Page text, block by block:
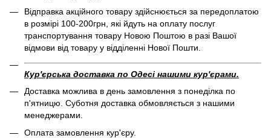
Відправка акційного товару здійснюється за передоплатою
в розмірі 100-200грн, які йдуть на оплату послуг
транспортування товару Новою Поштою в разі Вашої
відмови від товару у відділенні Нової Пошти.
Кур'єрська доставка по Одесі нашими кур'єрами.
Доставка можлива в день замовлення з понеділка по
п'ятницю. Суботня доставка обмовляється з нашими
менеджерами.
Оплата замовлення кур'єру.